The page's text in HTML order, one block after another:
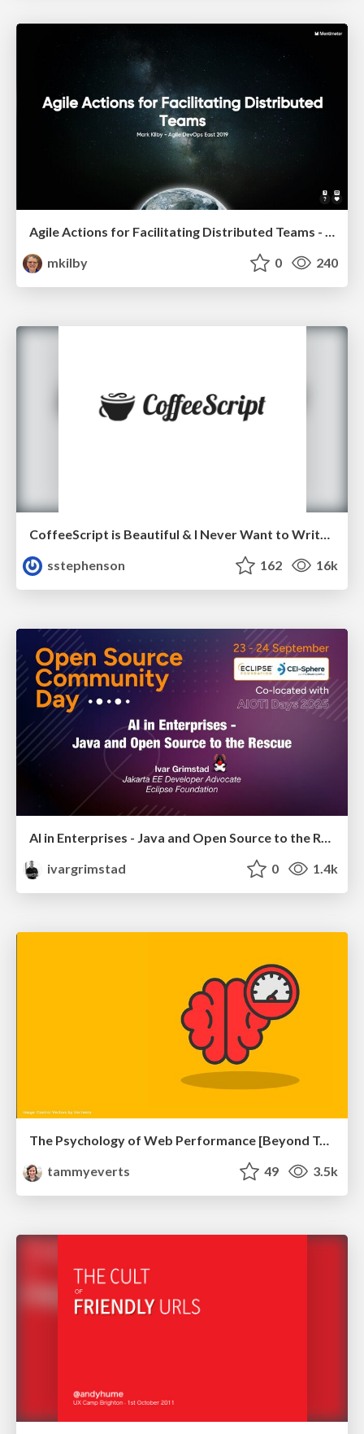
Agile Actions for Facilitating Distributed Teams - ADO2019
mkilby
0 240
CoffeeScript is Beautiful & I Never Want to Write Plain JavaScript Again
sstephenson
162 16k
AI in Enterprises - Java and Open Source to the Rescue
ivargrimstad
0 1.4k
The Psychology of Web Performance [Beyond Tellerrand 2023]
tammyeverts
49 3.5k